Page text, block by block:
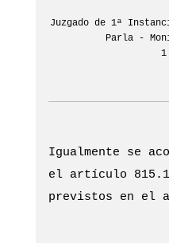
Juzgado de 1ª
Parla -
Igualmente se
el artículo 815.1
previstos en el